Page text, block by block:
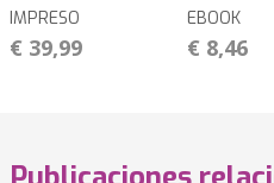
IMPRESO
€ 39,99
EBOOK
€ 8,46